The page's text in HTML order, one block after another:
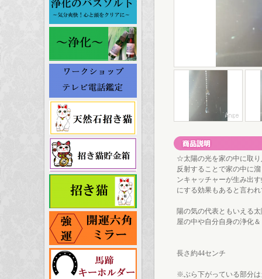
☆太陽の光を家の中に取
反射することで家の中に
ンキャッチャーが生み出
にする効果もあると言わ
陽の気の代表ともいえる
屋の中や自分自身の浄化
長さ約44センチ
※ぶら下がっている部分